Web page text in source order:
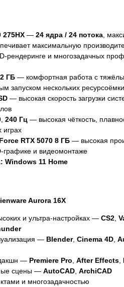
275HX — 24 ядра / 24 потока,
максимальную
рендеринге и многозадачных
ГБ — комфортная работа с
запуском нескольких
— высокая скорость загрузки
, 240 Гц — высокая чёткость,
RTX 5070 8 ГБ — высокая
графике и видеомонтаже
Windows 11 Home
Aurora 16X
и ультра-настройках — CS2,
— Blender, Cinema 4D,
— Premiere Pro, After Effects,
сцены — AutoCAD, ArchiCAD
и многозадачностью